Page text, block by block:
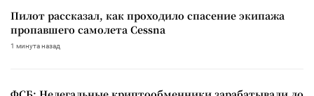
Пилот рассказал, как проходило спасение экипажа
пропавшего самолета Cessna
1 минута назад